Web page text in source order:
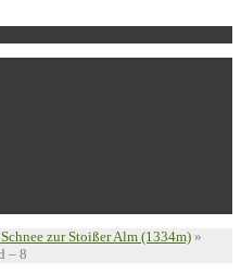
zur Stoißer Alm (1334m) »
– 8